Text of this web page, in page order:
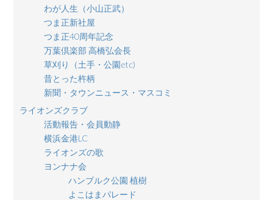
わが人生（小山正武）
つま正新社屋
つま正40周年記念
万葉倶楽部 高橋弘会長
草刈り（土手・公園etc)
昔とった杵柄
新聞・タウンニュース・マスコミ
ライオンズクラブ
活動報告・会員動静
横浜金港LC
ライオンズの歌
ヨンナナ会
ハンブルク公園 植樹
よこはまパレード